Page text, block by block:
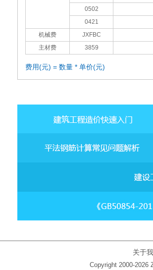
0502
0421
机械费
JXFBC
主材费
3859
费用(元) = 数量 * 单价(元)
关于
Copyright 2000-2026